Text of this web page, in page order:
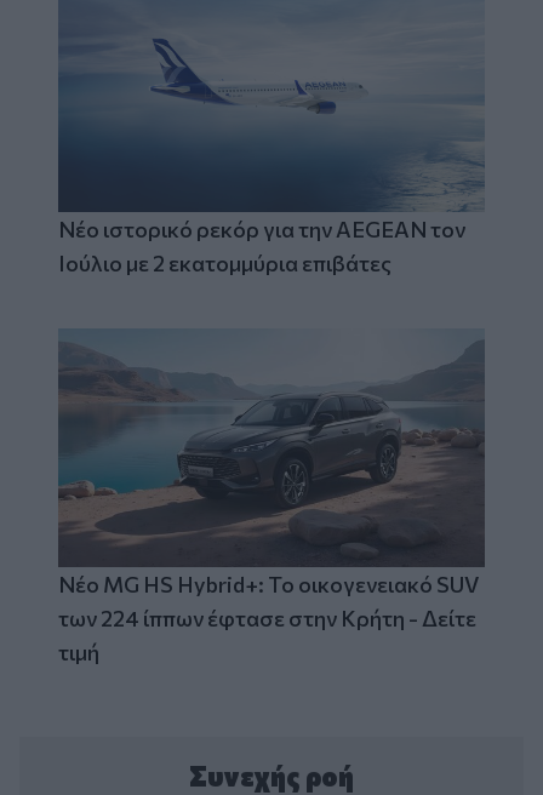
Νέο ιστορικό ρεκόρ για την AEGEAN τον
Ιούλιο με 2 εκατομμύρια επιβάτες
Νέο MG HS Hybrid+: Το οικογενειακό SUV
των 224 ίππων έφτασε στην Κρήτη - Δείτε
τιμή
Συνεχής ροή